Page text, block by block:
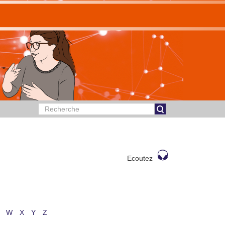
Ecoutez
W X Y Z